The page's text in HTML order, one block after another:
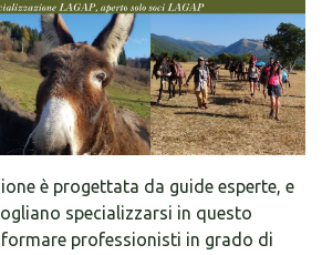
è progettata da guide esperte, e
specializzarsi in questo
professionisti in grado di